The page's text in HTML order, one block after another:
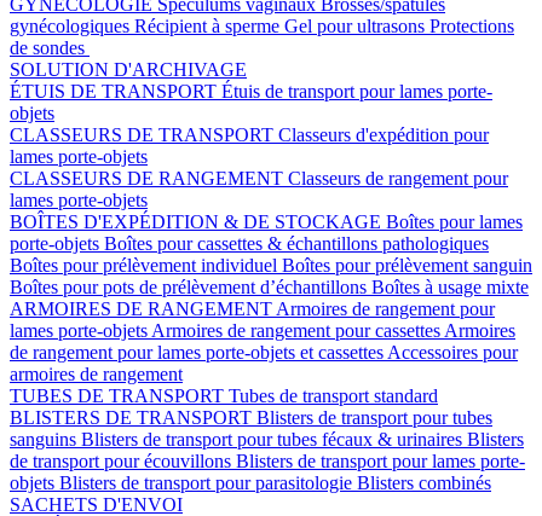
GYNÉCOLOGIE Spéculums vaginaux Brosses/spatules
gynécologiques Récipient à sperme Gel pour ultrasons Protections
de sondes
SOLUTION D'ARCHIVAGE
ÉTUIS DE TRANSPORT Étuis de transport pour lames porte-
objets
CLASSEURS DE TRANSPORT Classeurs d'expédition pour
lames porte-objets
CLASSEURS DE RANGEMENT Classeurs de rangement pour
lames porte-objets
BOÎTES D'EXPÉDITION & DE STOCKAGE Boîtes pour lames
porte-objets Boîtes pour cassettes & échantillons pathologiques
Boîtes pour prélèvement individuel Boîtes pour prélèvement sanguin
Boîtes pour pots de prélèvement d’échantillons Boîtes à usage mixte
ARMOIRES DE RANGEMENT Armoires de rangement pour
lames porte-objets Armoires de rangement pour cassettes Armoires
de rangement pour lames porte-objets et cassettes Accessoires pour
armoires de rangement
TUBES DE TRANSPORT Tubes de transport standard
BLISTERS DE TRANSPORT Blisters de transport pour tubes
sanguins Blisters de transport pour tubes fécaux & urinaires Blisters
de transport pour écouvillons Blisters de transport pour lames porte-
objets Blisters de transport pour parasitologie Blisters combinés
SACHETS D'ENVOI